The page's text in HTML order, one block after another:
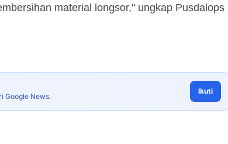
material longsor," ungkap Pusdalops
Google News.
Ikuti